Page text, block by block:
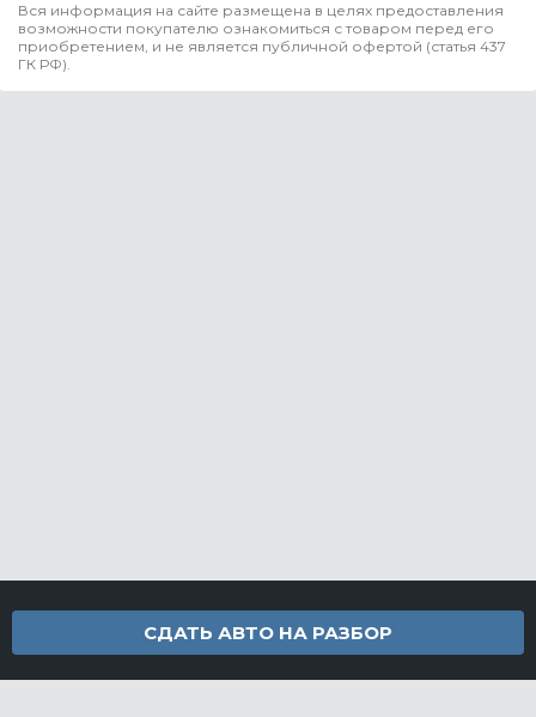
Вся информация на сайте размещена в целях предоставления
возможности покупателю ознакомиться с товаром перед его
приобретением, и не является публичной офертой (статья 437
ГК РФ).
СДАТЬ АВТО НА РАЗБОР